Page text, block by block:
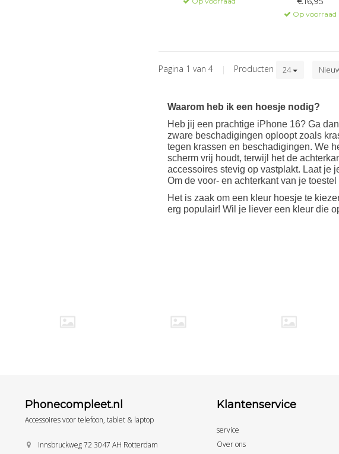
Op voorraad
Pagina 1 van 4 | Producten 24
Waarom heb ik een hoesje nodig?
Heb jij een prachtige iPhone 16? Ga
zware beschadigingen oploopt zoals
tegen krassen en beschadigingen. We
scherm vrij houdt, terwijl het de
accessoires stevig op vastplakt. Laat je
Om de voor- en achterkant van je
Het is zaak om een kleur hoesje te
erg populair! Wil je liever een kleur die
Phonecompleet.nl
Accessoires voor telefoon, tablet & laptop
Innsbruckweg 72 3047 AH Rotterdam
Klantenservice
service
Over ons